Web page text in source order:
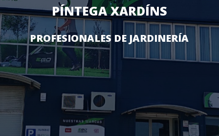
PÍNTEGA XARDÍNS
PROFESIONALES DE JARDINERÍA